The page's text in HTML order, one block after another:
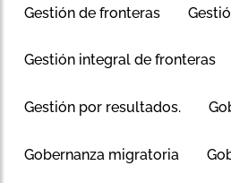
Gestión de fronteras
Gestión integral de fronteras
Gestión por resultados.
Gobernanza migratoria